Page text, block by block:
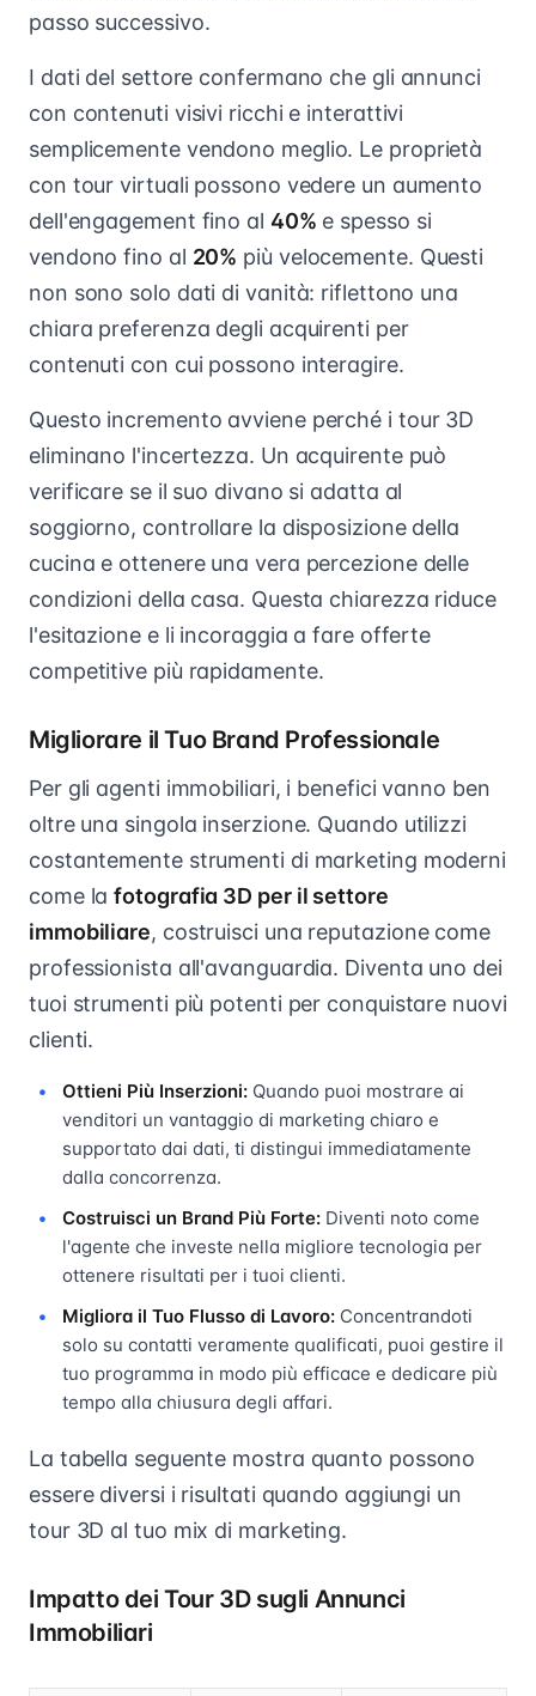
passo successivo.
I dati del settore confermano che gli annunci
con contenuti visivi ricchi e interattivi
semplicemente vendono meglio. Le proprietà
con tour virtuali possono vedere un aumento
dell'engagement fino al 40% e spesso si
vendono fino al 20% più velocemente. Questi
non sono solo dati di vanità: riflettono una
chiara preferenza degli acquirenti per
contenuti con cui possono interagire.
Questo incremento avviene perché i tour 3D
eliminano l'incertezza. Un acquirente può
verificare se il suo divano si adatta al
soggiorno, controllare la disposizione della
cucina e ottenere una vera percezione delle
condizioni della casa. Questa chiarezza riduce
l'esitazione e li incoraggia a fare offerte
competitive più rapidamente.
Migliorare il Tuo Brand Professionale
Per gli agenti immobiliari, i benefici vanno ben
oltre una singola inserzione. Quando utilizzi
costantemente strumenti di marketing moderni
come lafotografia 3D per il settore
immobiliare, costruisci una reputazione come
professionista all'avanguardia. Diventa uno dei
tuoi strumenti più potenti per conquistare nuovi
clienti.
Ottieni Più Inserzioni: Quando puoi mostrare ai
venditori un vantaggio di marketing chiaro e
supportato dai dati, ti distingui immediatamente
dalla concorrenza.
Costruisci un Brand Più Forte: Diventi noto come
l'agente che investe nella migliore tecnologia per
ottenere risultati per i tuoi clienti.
Migliora il Tuo Flusso di Lavoro: Concentrandoti
solo su contatti veramente qualificati, puoi gestire il
tuo programma in modo più efficace e dedicare più
tempo alla chiusura degli affari.
La tabella seguente mostra quanto possono
essere diversi i risultati quando aggiungi un
tour 3D al tuo mix di marketing.
Impatto dei Tour 3D sugli Annunci
Immobiliari